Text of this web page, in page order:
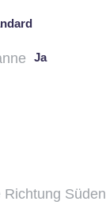
Ja
Richtung Süden